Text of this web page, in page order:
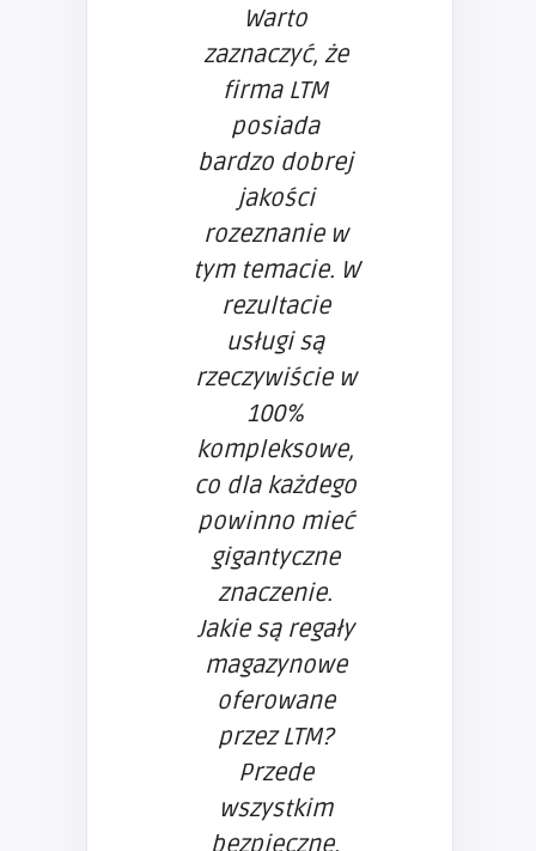
Warto
zaznaczyć, że
firma LTM
posiada
bardzo dobrej
jakości
rozeznanie w
tym temacie. W
rezultacie
usługi są
rzeczywiście w
100%
kompleksowe,
co dla każdego
powinno mieć
gigantyczne
znaczenie.
Jakie są regały
magazynowe
oferowane
przez LTM?
Przede
wszystkim
bezpieczne.